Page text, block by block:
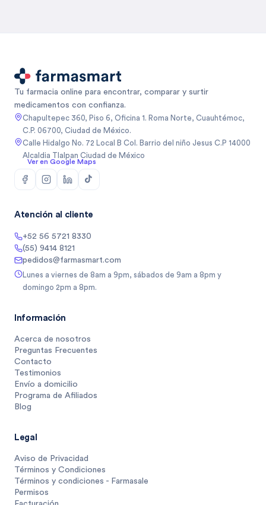
Tu farmacia online para encontrar, comparar y surtir
medicamentos con confianza.
Chapultepec 360, Piso 6, Oficina 1. Roma Norte, Cuauhtémoc,
C.P. 06700, Ciudad de México.
Calle Hidalgo No. 72 Local B Col. Barrio del niño Jesus C.P 14000
Alcaldia Tlalpan Ciudad de México
Ver en Google Maps
Atención al cliente
+52 56 5721 8330
(55) 9414 8121
pedidos@farmasmart.com
Lunes a viernes de 8am a 9pm, sábados de 9am a 8pm y
domingo 2pm a 8pm.
Información
Acerca de nosotros
Preguntas Frecuentes
Contacto
Testimonios
Envío a domicilio
Programa de Afiliados
Blog
Legal
Aviso de Privacidad
Términos y Condiciones
Términos y condiciones - Farmasale
Permisos